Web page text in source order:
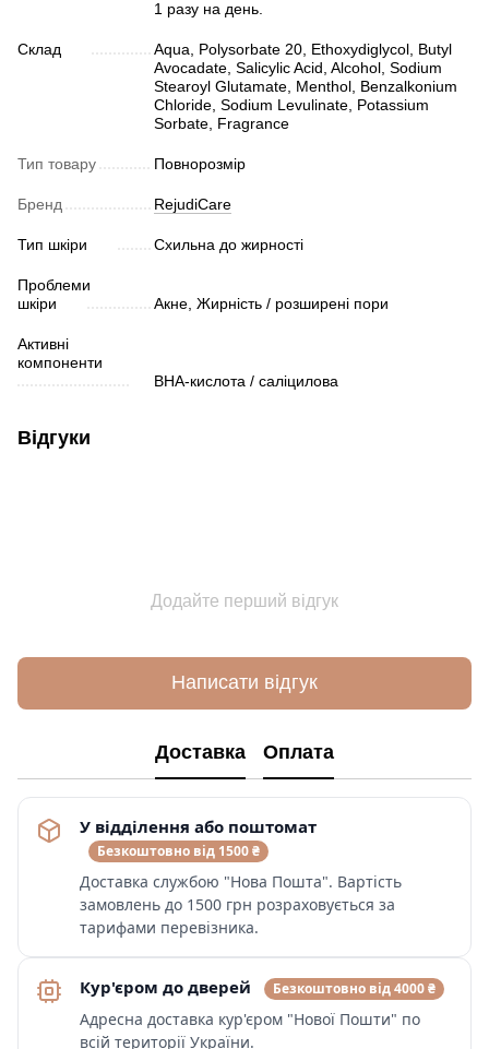
1 разу на день.
Склад
Aqua, Polysorbate 20, Ethoxydiglycol, Butyl
Avocadate, Salicylic Acid, Alcohol, Sodium
Stearoyl Glutamate, Menthol, Benzalkonium
Chloride, Sodium Levulinate, Potassium
Sorbate, Fragrance
Тип товару Повнорозмір
Бренд RejudiCare
Тип шкіри Схильна до жирності
Проблеми
шкіри
Акне, Жирність / розширені пори
Активні
компоненти
ВHA-кислота / саліцилова
Відгуки
Додайте перший відгук
Написати відгук
Доставка Оплата
У відділення або поштомат
Безкоштовно від 1500 ₴
Доставка службою "Нова Пошта". Вартість
замовлень до 1500 грн розраховується за
тарифами перевізника.
Кур'єром до дверей Безкоштовно від 4000 ₴
Адресна доставка кур'єром "Нової Пошти" по
всій території України.